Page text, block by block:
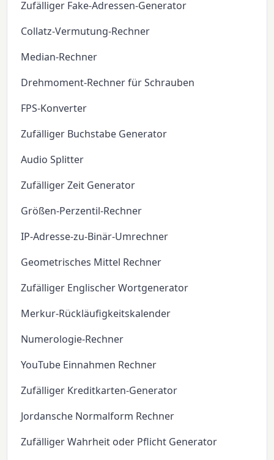
Zufälliger Fake-Adressen-Generator
Collatz-Vermutung-Rechner
Median-Rechner
Drehmoment-Rechner für Schrauben
FPS-Konverter
Zufälliger Buchstabe Generator
Audio Splitter
Zufälliger Zeit Generator
Größen-Perzentil-Rechner
IP-Adresse-zu-Binär-Umrechner
Geometrisches Mittel Rechner
Zufälliger Englischer Wortgenerator
Merkur-Rückläufigkeitskalender
Numerologie-Rechner
YouTube Einnahmen Rechner
Zufälliger Kreditkarten-Generator
Jordansche Normalform Rechner
Zufälliger Wahrheit oder Pflicht Generator